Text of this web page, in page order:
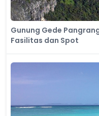
Gunung Gede
Fasilitas dan Spot